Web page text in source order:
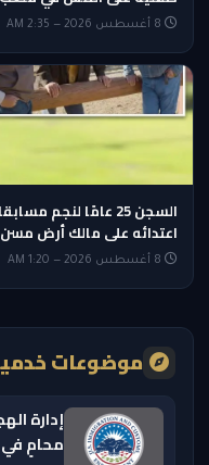
السجن 25 عامًا لنجم
اعتدائه على مالك أرض
موضوعات
إدارة
محامٍ في